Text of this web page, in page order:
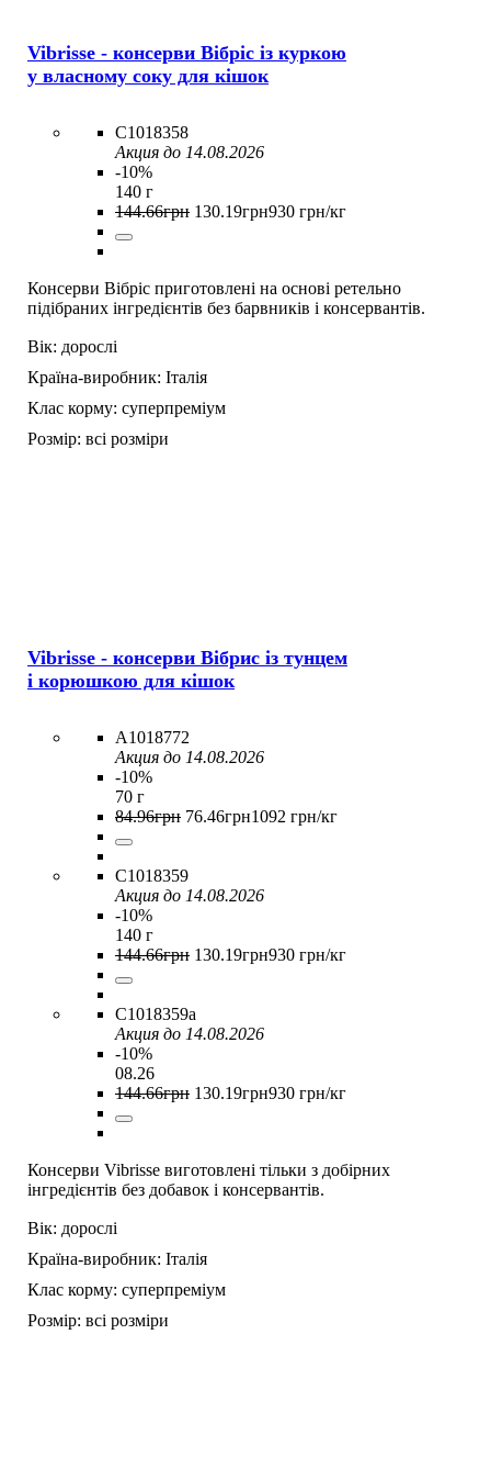
Vibrisse - консерви Вібріс із куркою
у власному соку для кішок
C1018358
Акция до 14.08.2026
-10%
140 г
144.66грн 130.19грн930 грн/кг
Консерви Вібріс приготовлені на основі ретельно
підібраних інгредієнтів без барвників і консервантів.
Вік: дорослі
Країна-виробник: Італія
Клас корму: суперпреміум
Розмір: всі розміри
Vibrisse - консерви Вібрис із тунцем
і корюшкою для кішок
A1018772
Акция до 14.08.2026
-10%
70 г
84.96грн 76.46грн1092 грн/кг
C1018359
Акция до 14.08.2026
-10%
140 г
144.66грн 130.19грн930 грн/кг
C1018359a
Акция до 14.08.2026
-10%
08.26
144.66грн 130.19грн930 грн/кг
Консерви Vibrisse виготовлені тільки з добірних
інгредієнтів без добавок і консервантів.
Вік: дорослі
Країна-виробник: Італія
Клас корму: суперпреміум
Розмір: всі розміри